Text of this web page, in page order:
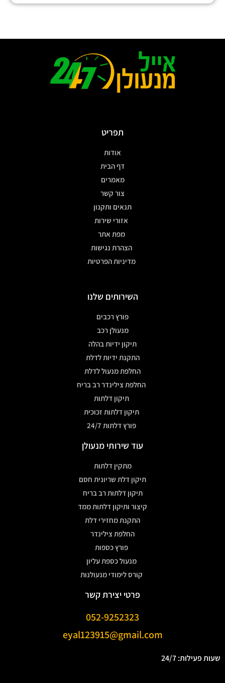
תפריט
אודות
דף הבית
מאמרים
צור קשר
תנאים ותקנון
אזורי שירות
מפת אתר
הצהרת נגישות
מדיניות הפרטיות
השירותים שלנו
פורץ רכבים
מנעולן רכב
תיקון ידיות בהלה
התקנת ידיות לדלת
החלפת מנעול לדלת
החלפת צילינדר רב בריח
תיקון דלתות
תיקון דלתות זכוכית
פורץ דלתות 24/7
עוד שירותי מנעולן
מתקין דלתות
תיקון דלת שריונית חסם
תיקון דלתות רב בריח
קיצור ותיקון דלתות ממד
התקנת מחזירי דלת
החלפת צילינדר
פורץ כספות
מנעול כספת עליון
קורס לימודי מנעולנות
פרטי יצירת קשר
052-9252323
eyal123915@gmail.com
שעות פעילות: 24/7